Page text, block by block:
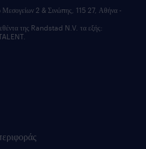
Μεσογείων 2 & Σινώπης, 115 27, Αθήνα -
της Randstad N.V. τα εξής: